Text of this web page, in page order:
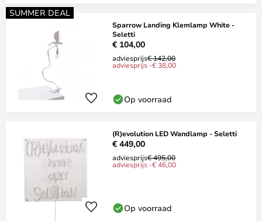
SUMMER DEAL
Sparrow Landing Klemlamp White -
Seletti
€ 104,00
adviesprijs€ 142,00
adviesprijs -€ 38,00
Op voorraad
(R)evolution LED Wandlamp - Seletti
€ 449,00
adviesprijs€ 495,00
adviesprijs -€ 46,00
Op voorraad